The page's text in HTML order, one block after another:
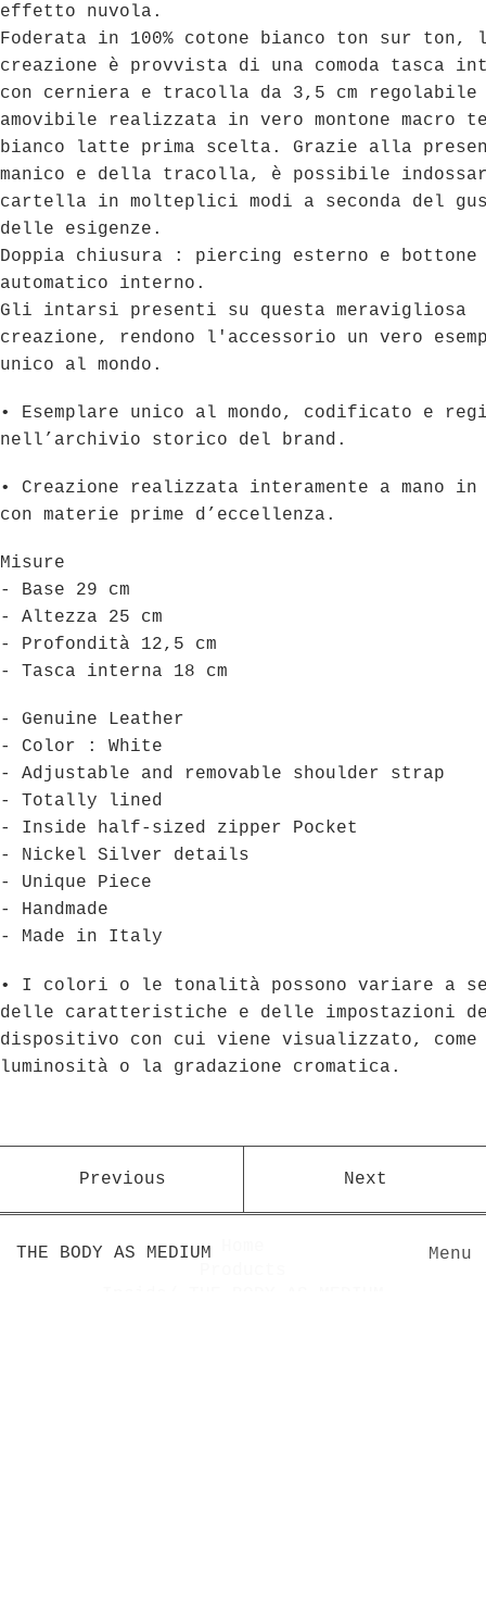
THE BODY AS MEDIUM Menu
effetto nuvola.
Foderata in 100% cotone bianco ton sur ton,
creazione è provvista di una comoda tasca
con cerniera e tracolla da 3,5 cm regolabile
amovibile realizzata in vero montone macro
bianco latte prima scelta. Grazie alla
manico e della tracolla, è possibile
cartella in molteplici modi a seconda del
delle esigenze.
Doppia chiusura : piercing esterno e bottone
automatico interno.
Gli intarsi presenti su questa meravigliosa
creazione, rendono l'accessorio un vero
unico al mondo.
• Esemplare unico al mondo, codificato e
nell’archivio storico del brand.
• Creazione realizzata interamente a mano
con materie prime d’eccellenza.
Misure
- Base 29 cm
- Altezza 25 cm
- Profondità 12,5 cm
- Tasca interna 18 cm
- Genuine Leather
- Color : White
- Adjustable and removable shoulder strap
- Totally lined
- Inside half-sized zipper Pocket
- Nickel Silver details
- Unique Piece
- Handmade
- Made in Italy
• I colori o le tonalità possono variare a
delle caratteristiche e delle impostazioni
dispositivo con cui viene visualizzato,
luminosità o la gradazione cromatica.
Previous Next